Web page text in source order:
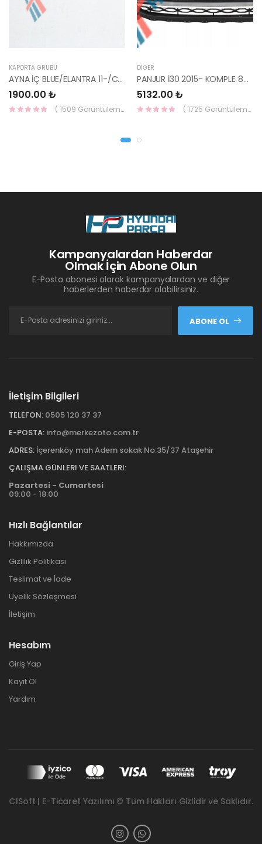
KAPORTA GRUBU
AYNA İÇ BLUE/ELANTRA 11-/CEED 10-/RİO 12-/SPORTAGE 11- 85101-3X100-HMC
1900.00 ₺
( 1509 Görüntüleme )
DIĞER
PANJUR İ30 2015- KOMPLE 86350-A6800-YS
5132.00 ₺
( 1725 Görüntüleme )
Kampanyalardan Haberdar
Olmak İçin Abone Olun
E-Posta abonesi olarak kampanyalardan ve diğer
haberlerden haberdar olabilirsiniz.
ABONE OL
İletişim Bilgileri
TELEFON: 0505 120 37 37
E-POSTA: info@merkezoto.com.tr
ADRES: İçerenköy mah Adem sokak No:35/37 Ataşehir
ÇALIŞMA GÜNLERI VE SAATLERI:
Pazartesi - Cumartesi
09:00 - 18:00
Hızlı Bağlantılar
Hakkımızda
Gizlilik Politikası
Teslimat ve İade
Üyelik Sözleşmesi
İletişim
Hesabım
Giriş Yap
Kayıt Ol
Yardım
C1Soft | E-Ticaret Yazılımı © Tüm Hakları Gizlidir ve Saklıdır.